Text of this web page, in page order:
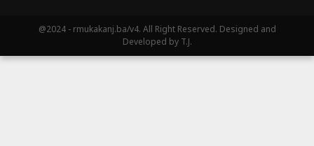
@2024 - rmukakanj.ba/v4. All Right Reserved. Designed and
Developed by T.J.